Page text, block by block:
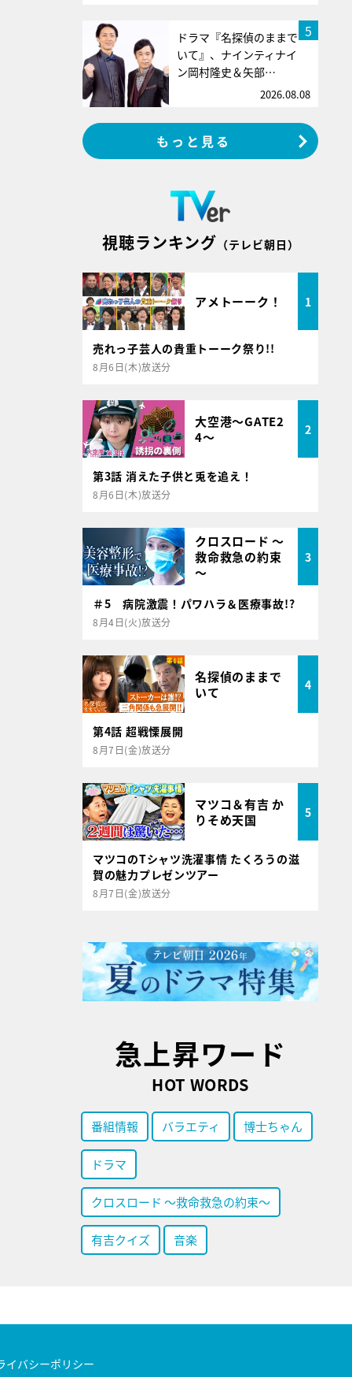
5
ドラマ『名探偵のままで
いて』、ナインティナイ
ン岡村隆史＆矢部…
2026.08.08
もっと見る
視聴ランキング （テレビ朝日）
アメトーーク！ 1
売れっ子芸人の貴重トーーク祭り!!
8月6日(木)放送分
大空港～GATE2
4～
2
第3話 消えた子供と兎を追え！
8月6日(木)放送分
クロスロード ～
救命救急の約束
～
3
＃5 病院激震！パワハラ＆医療事故!?
8月4日(火)放送分
名探偵のままで
いて
4
第4話 超戦慄展開
8月7日(金)放送分
マツコ＆有吉 か
りそめ天国
5
マツコのTシャツ洗濯事情 たくろうの滋
賀の魅力プレゼンツアー
8月7日(金)放送分
急上昇ワード
HOT WORDS
番組情報 バラエティ 博士ちゃん
ドラマ
クロスロード ～救命救急の約束～
有吉クイズ 音楽
イバシーポリシー